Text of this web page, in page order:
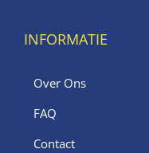
INFORMATIE
Over Ons
FAQ
Contact